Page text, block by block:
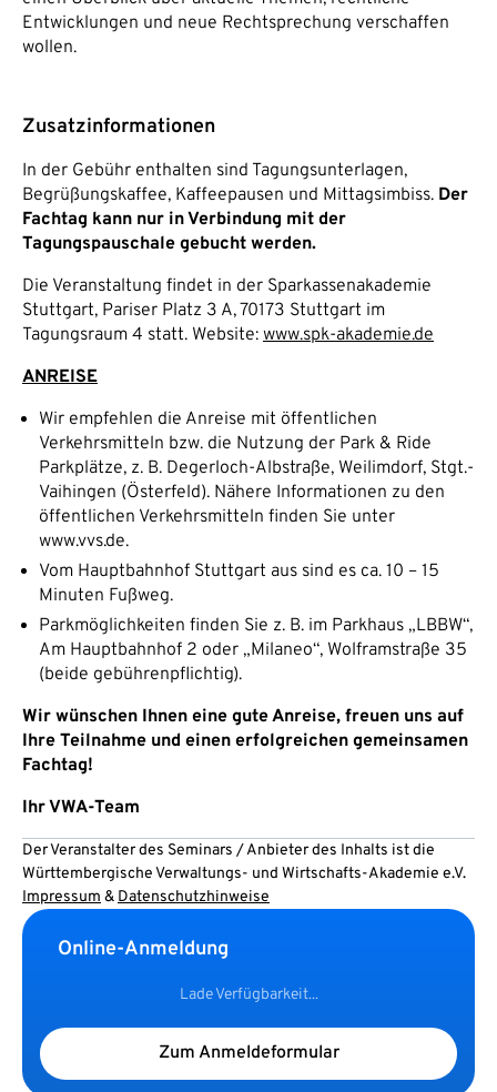
Entwicklungen und neue Rechtsprechung verschaffen
wollen.
Zusatzinformationen
In der Gebühr enthalten sind Tagungsunterlagen,
Begrüßungskaffee, Kaffeepausen und Mittagsimbiss. Der
Fachtag kann nur in Verbindung mit der
Tagungspauschale gebucht werden.
Die Veranstaltung findet in der Sparkassenakademie
Stuttgart, Pariser Platz 3 A, 70173 Stuttgart im
Tagungsraum 4 statt. Website: www.spk-akademie.de
ANREISE
Wir empfehlen die Anreise mit öffentlichen
Verkehrsmitteln bzw. die Nutzung der Park & Ride
Parkplätze, z. B. Degerloch-Albstraße, Weilimdorf, Stgt.-
Vaihingen (Österfeld). Nähere Informationen zu den
öffentlichen Verkehrsmitteln finden Sie unter
www.vvs.de.
Vom Hauptbahnhof Stuttgart aus sind es ca. 10 – 15
Minuten Fußweg.
Parkmöglichkeiten finden Sie z. B. im Parkhaus „LBBW“,
Am Hauptbahnhof 2 oder „Milaneo“, Wolframstraße 35
(beide gebührenpflichtig).
Wir wünschen Ihnen eine gute Anreise, freuen uns auf
Ihre Teilnahme und einen erfolgreichen gemeinsamen
Fachtag!
Ihr VWA-Team
Der Veranstalter des Seminars / Anbieter des Inhalts ist die
Württembergische Verwaltungs- und Wirtschafts-Akademie e.V.
Impressum & Datenschutzhinweise
Online-Anmeldung
Lade Verfügbarkeit...
Zum Anmeldeformular